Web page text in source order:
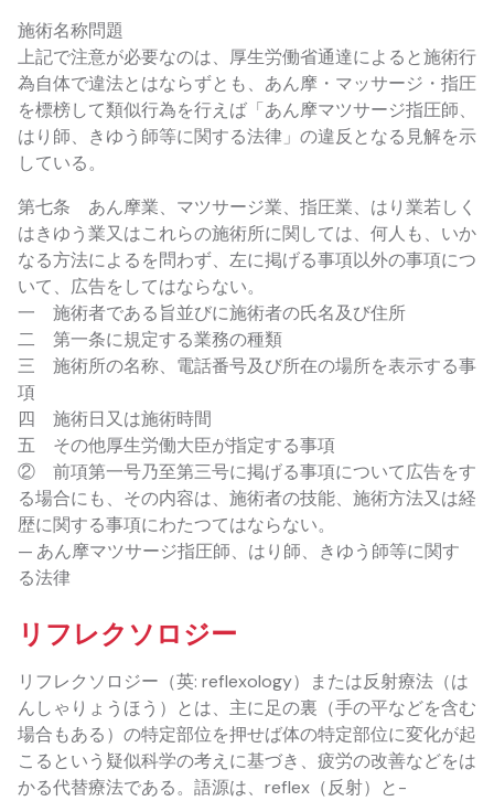
施術名称問題
上記で注意が必要なのは、厚生労働省通達によると施術行
為自体で違法とはならずとも、あん摩・マッサージ・指圧
を標榜して類似行為を行えば「あん摩マツサージ指圧師、
はり師、きゆう師等に関する法律」の違反となる見解を示
している。
第七条 あん摩業、マツサージ業、指圧業、はり業若しく
はきゆう業又はこれらの施術所に関しては、何人も、いか
なる方法によるを問わず、左に掲げる事項以外の事項につ
いて、広告をしてはならない。
一 施術者である旨並びに施術者の氏名及び住所
二 第一条に規定する業務の種類
三 施術所の名称、電話番号及び所在の場所を表示する事
項
四 施術日又は施術時間
五 その他厚生労働大臣が指定する事項
② 前項第一号乃至第三号に掲げる事項について広告をす
る場合にも、その内容は、施術者の技能、施術方法又は経
歴に関する事項にわたつてはならない。
— あん摩マツサージ指圧師、はり師、きゆう師等に関す
る法律
リフレクソロジー
リフレクソロジー（英: reflexology）または反射療法（は
んしゃりょうほう）とは、主に足の裏（手の平などを含む
場合もある）の特定部位を押せば体の特定部位に変化が起
こるという疑似科学の考えに基づき、疲労の改善などをは
かる代替療法である。語源は、reflex（反射）と-